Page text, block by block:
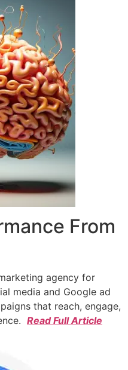
From
agency for
media and Google ad
that reach, engage,
Read Full Article